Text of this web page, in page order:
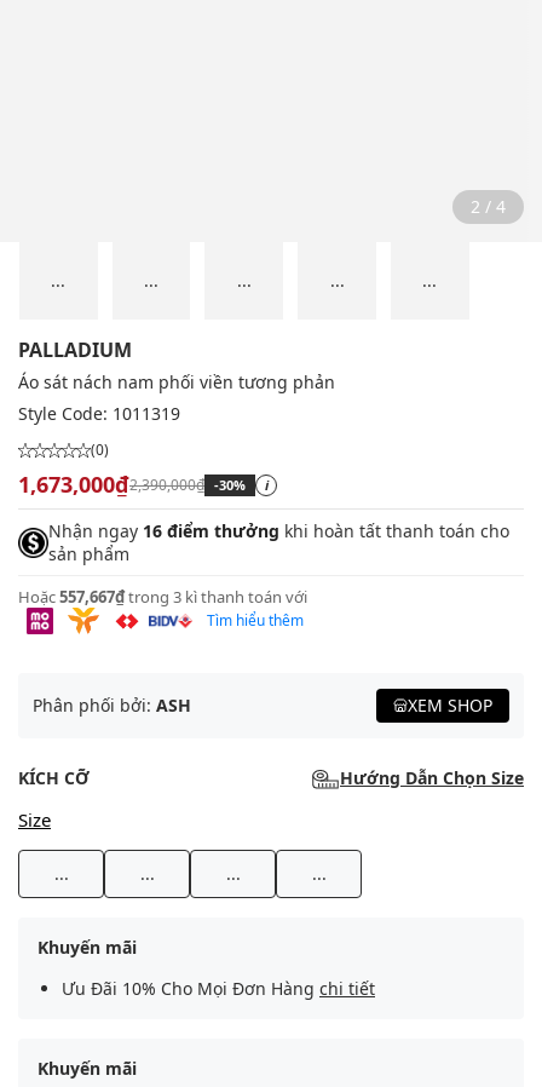
2 / 4
... ... ... ... ...
PALLADIUM
Áo sát nách nam phối viền tương phản
Style Code: 1011319
(0)
1,673,000₫2,390,000₫ -30% i
Nhận ngay 16 điểm thưởng khi hoàn tất thanh toán cho
sản phẩm
Hoặc557,667₫trong 3 kì thanh toán với
Tìm hiểu thêm
Phân phối bởi: ASH XEM SHOP
KÍCH CỠ Hướng Dẫn Chọn Size
Size
... ... ... ...
Khuyến mãi
Ưu Đãi 10% Cho Mọi Đơn Hàng chi tiết
Khuyến mãi